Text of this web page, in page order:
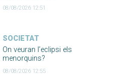
08/08/2026 12:51
SOCIETAT
On veuran l’eclipsi els
menorquins?
08/08/2026 12:55